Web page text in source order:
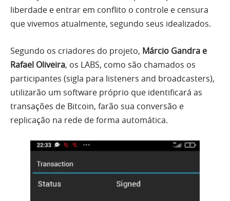
liberdade e entrar em conflito o controle e censura
que vivemos atualmente, segundo seus idealizados.
Segundo os criadores do projeto, Márcio Gandra e
Rafael Oliveira, os LABS, como são chamados os
participantes (sigla para listeners and broadcasters),
utilizarão um software próprio que identificará as
transações de Bitcoin, farão sua conversão e
replicação na rede de forma automática.